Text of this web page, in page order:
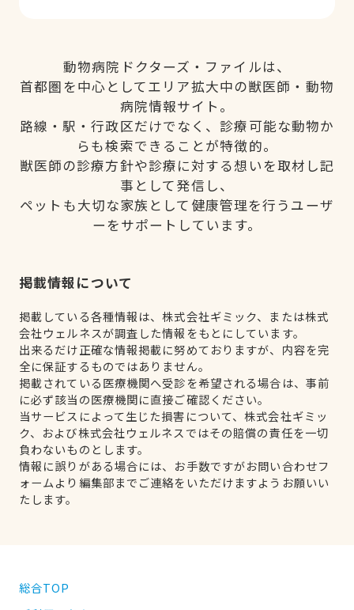
動物病院ドクターズ・ファイルは、
首都圏を中心としてエリア拡大中の獣医師・動物
病院情報サイト。
路線・駅・行政区だけでなく、診療可能な動物か
らも検索できることが特徴的。
獣医師の診療方針や診療に対する想いを取材し記
事として発信し、
ペットも大切な家族として健康管理を行うユーザ
ーをサポートしています。
掲載情報について
掲載している各種情報は、株式会社ギミック、または株式
会社ウェルネスが調査した情報をもとにしています。
出来るだけ正確な情報掲載に努めておりますが、内容を完
全に保証するものではありません。
掲載されている医療機関へ受診を希望される場合は、事前
に必ず該当の医療機関に直接ご確認ください。
当サービスによって生じた損害について、株式会社ギミッ
ク、および株式会社ウェルネスではその賠償の責任を一切
負わないものとします。
情報に誤りがある場合には、お手数ですがお問い合わせフ
ォームより編集部までご連絡をいただけますようお願いい
たします。
総合TOP